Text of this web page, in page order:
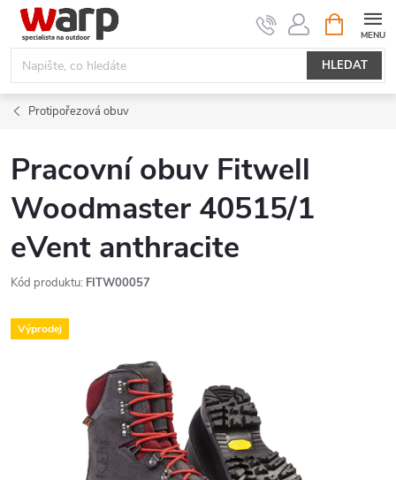
Přejít
obsah
HLEDAT
NÁKUPNÍ
KOŠÍK
Protipořezová obuv
Pracovní obuv Fitwell
Woodmaster 40515/1
eVent anthracite
Kód produktu: FITW00057
Výprodej